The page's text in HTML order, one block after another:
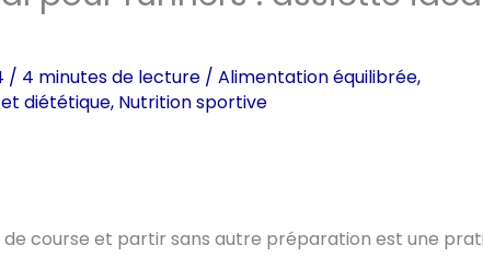
/ 4 minutes de lecture / Alimentation équilibrée,
diététique, Nutrition sportive
de course et partir sans autre préparation est une